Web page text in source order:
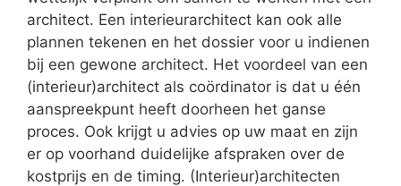
architect. Een interieurarchitect kan ook alle
plannen tekenen en het dossier voor u indienen
bij een gewone architect. Het voordeel van een
(interieur)architect als coördinator is dat u één
aanspreekpunt heeft doorheen het ganse
proces. Ook krijgt u advies op uw maat en zijn
er op voorhand duidelijke afspraken over de
kostprijs en de timing. (Interieur)architecten